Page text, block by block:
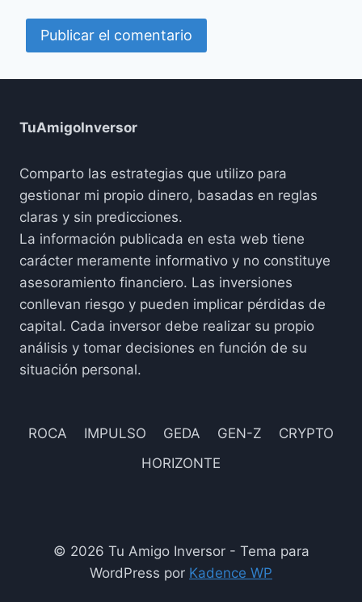
TuAmigoInversor
Comparto las estrategias que utilizo para
gestionar mi propio dinero, basadas en reglas
claras y sin predicciones.
La información publicada en esta web tiene
carácter meramente informativo y no constituye
asesoramiento financiero. Las inversiones
conllevan riesgo y pueden implicar pérdidas de
capital. Cada inversor debe realizar su propio
análisis y tomar decisiones en función de su
situación personal.
ROCA IMPULSO GEDA GEN-Z
CRYPTO
HORIZONTE
© 2026 Tu Amigo Inversor - Tema para
WordPress por Kadence WP